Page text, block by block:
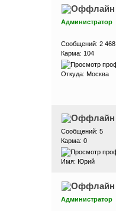
Администратор
Сообщений: 2 468
Карма: 104
Откуда: Москва
Сообщений: 5
Карма: 0
Имя: Юрий
Администратор